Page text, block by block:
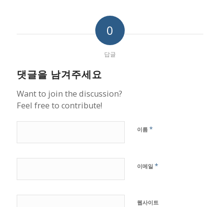
0
답글
댓글을 남겨주세요
Want to join the discussion?
Feel free to contribute!
이름 *
이메일 *
웹사이트